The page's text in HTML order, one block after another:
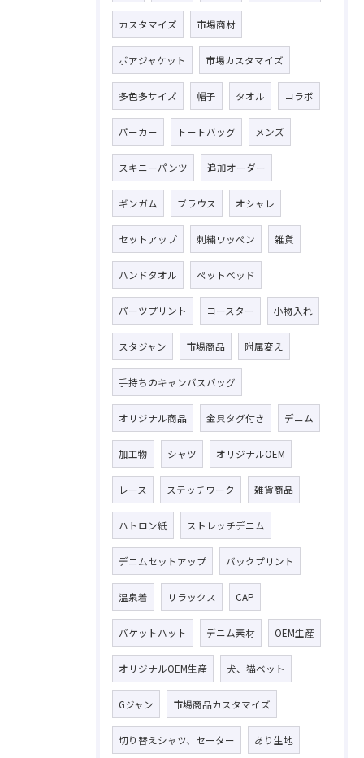
カスタマイズ 市場商材
ボアジャケット 市場カスタマイズ
多色多サイズ 帽子 タオル コラボ
パーカー トートバッグ メンズ
スキニーパンツ 追加オーダー
ギンガム ブラウス オシャレ
セットアップ 刺繍ワッペン 雑貨
ハンドタオル ペットベッド
パーツプリント コースター 小物入れ
スタジャン 市場商品 附属変え
手持ちのキャンバスバッグ
オリジナル商品 金具タグ付き デニム
加工物 シャツ オリジナルOEM
レース ステッチワーク 雑貨商品
ハトロン紙 ストレッチデニム
デニムセットアップ バックプリント
温泉着 リラックス CAP
バケットハット デニム素材 OEM生産
オリジナルOEM生産 犬、猫ベット
Gジャン 市場商品カスタマイズ
切り替えシャツ、セーター あり生地